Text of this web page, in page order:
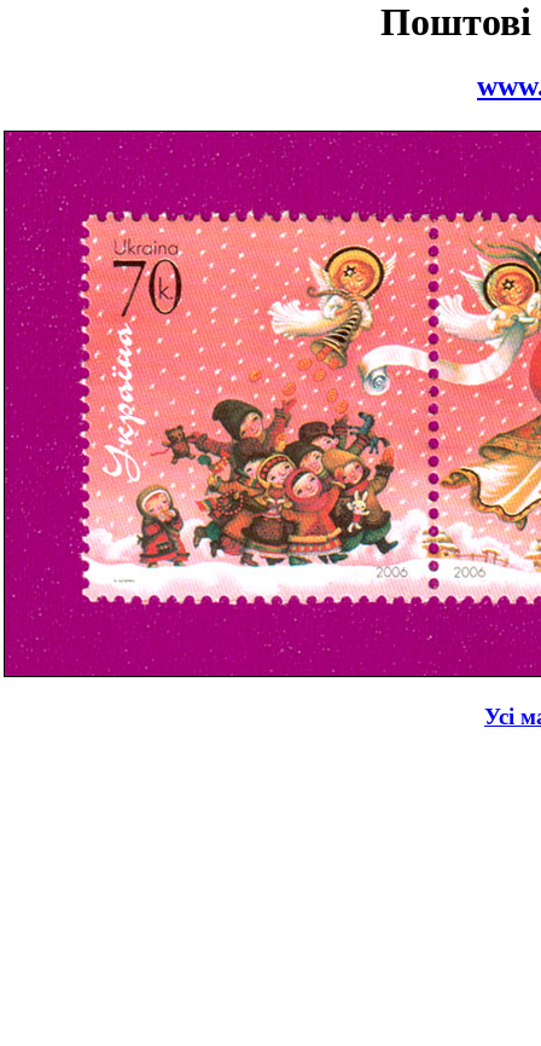
Поштові
Усі